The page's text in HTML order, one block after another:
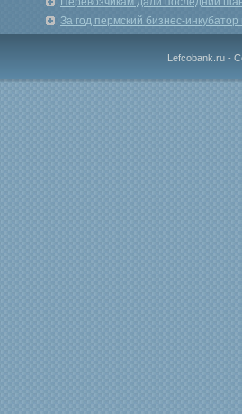
За год пермский бизнес-
Lefcobank.ru -